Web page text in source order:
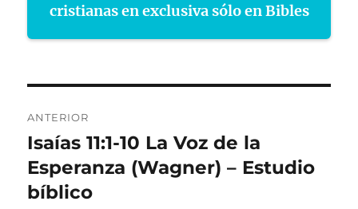
cristianas en exclusiva sólo en Bibles
de
entradas
ANTERIOR
Entrada
anterior:
Isaías 11:1-10 La Voz de la
Esperanza (Wagner) – Estudio
bíblico